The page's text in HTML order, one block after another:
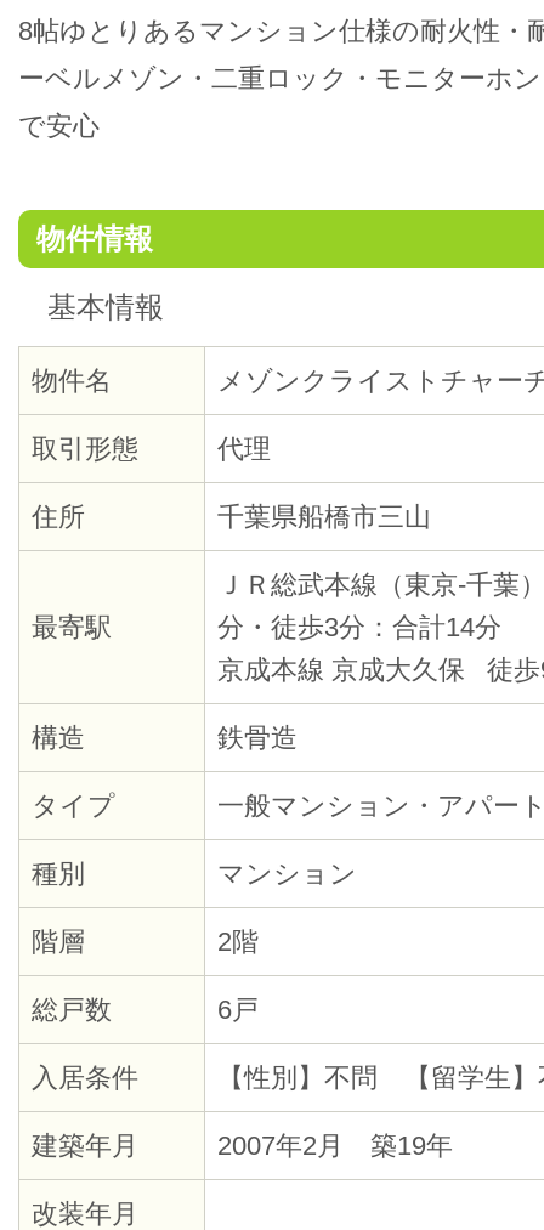
8帖ゆとりあるマンション仕様の耐火性・
ーベルメゾン・二重ロック・モニターホ
で安心
物件情報
基本情報
物件名 メゾンクライストチャー
取引形態 代理
住所 千葉県船橋市三山
最寄駅
ＪＲ総武本線（東京-千葉
分・徒歩3分：合計14分
京成本線 京成大久保 徒
構造 鉄骨造
タイプ 一般マンション・アパー
種別 マンション
階層 2階
総戸数 6戸
入居条件 【性別】不問 【留学生】
建築年月 2007年2月 築19年
改装年月